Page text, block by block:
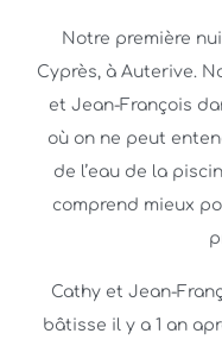
Notre première
Cyprès, à Auterive.
et Jean-François
où on ne peut
de l’eau de la
comprend mieux
Cathy et Jean-
bâtisse il y a 1 an